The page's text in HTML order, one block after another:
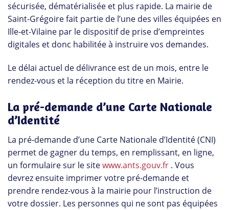
sécurisée, dématérialisée et plus rapide. La mairie de
Saint-Grégoire fait partie de l’une des villes équipées en
Ille-et-Vilaine par le dispositif de prise d’empreintes
digitales et donc habilitée à instruire vos demandes.
Le délai actuel de délivrance est de un mois, entre le
rendez-vous et la réception du titre en Mairie.
La pré-demande d’une Carte Nationale
d’Identité
La pré-demande d’une Carte Nationale d’Identité (CNI)
permet de gagner du temps, en remplissant, en ligne,
un formulaire sur le sitewww.ants.gouv.fr . Vous
devrez ensuite imprimer votre pré-demande et
prendre rendez-vous à la mairie pour l’instruction de
votre dossier. Les personnes qui ne sont pas équipées